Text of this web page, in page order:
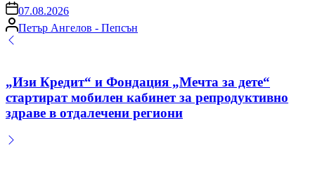
on07.08.2026
Posted
by
Петър Ангелов - Пепсън
„Изи Кредит“ и Фондация „Мечта за дете“
стартират мобилен кабинет за репродуктивно
здраве в отдалечени региони